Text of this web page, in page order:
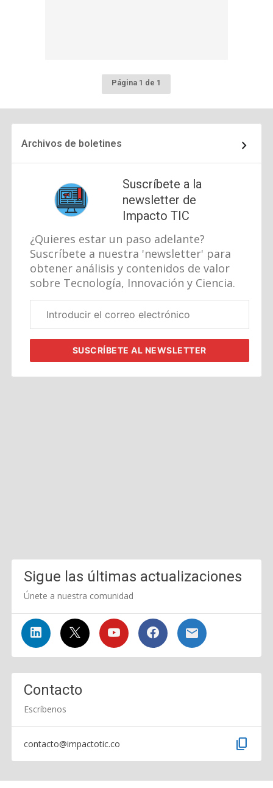
Página 1 de 1
Archivos de boletines
Suscríbete a la
newsletter de
Impacto TIC
¿Quieres estar un paso adelante?
Suscríbete a nuestra 'newsletter' para
obtener análisis y contenidos de valor
sobre Tecnología, Innovación y Ciencia.
electrónico
SUSCRÍBETEAL NEWSLETTER
Sigue las últimas actualizaciones
Únete a nuestra comunidad
Contacto
Escríbenos
contacto@impactotic.co content_copy